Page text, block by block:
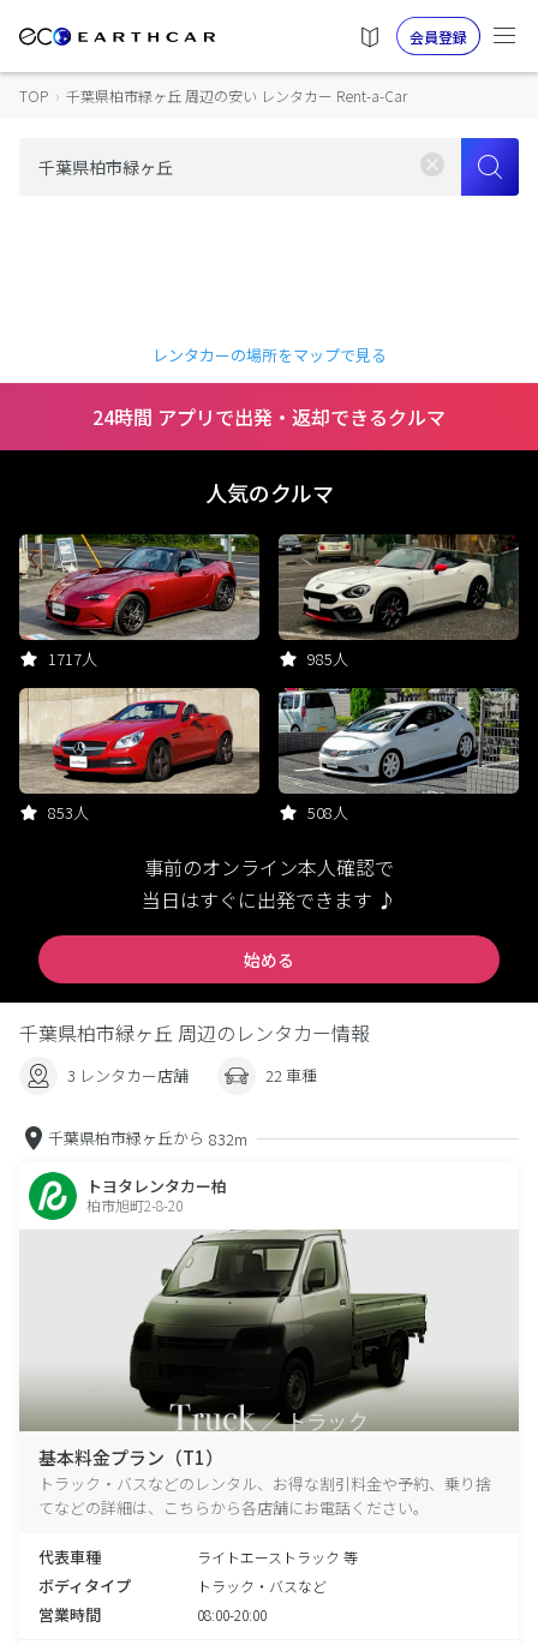
会員登録
TOP › 千葉県柏市緑ヶ丘 周辺の安い レンタカー Rent-a-Car
レンタカーの場所をマップで見る
24時間 アプリで出発・返却できるクルマ
人気のクルマ
1717人 985人
853人 508人
事前のオンライン本人確認で
当日はすぐに出発できます ♪
始める
千葉県柏市緑ヶ丘 周辺のレンタカー情報
3 レンタカー店舗 22 車種
千葉県柏市緑ヶ丘から 832m
トヨタレンタカー柏
柏市旭町2-8-20
基本料金プラン（T1）
トラック・バスなどのレンタル、お得な割引料金や予約、乗り捨
てなどの詳細は、こちらから各店舗にお電話ください。
代表車種 ライトエーストラック 等
ボディタイプ トラック・バスなど
営業時間 08:00-20:00